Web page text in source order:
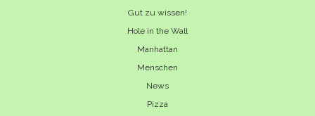
Gut zu wissen!
Hole in the Wall
Manhattan
Menschen
News
Pizza